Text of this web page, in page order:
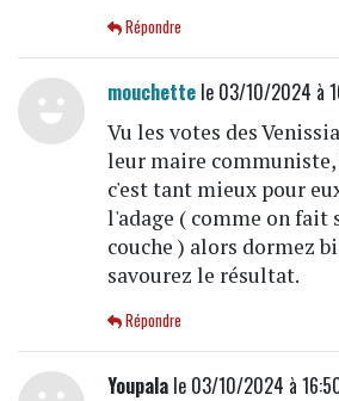
Répondre
mouchettele 03/10/2024 à
Vu les votes des
leur maire
c'est tant mieux pour
l'adage ( comme on fait
couche ) alors dormez
savourez le résultat.
Répondre
Youpalale 03/10/2024 à